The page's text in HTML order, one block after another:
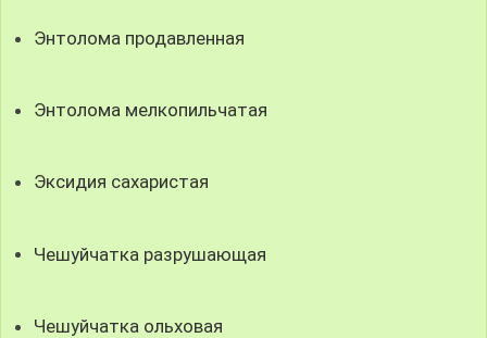
Энтолома продавленная
Энтолома мелкопильчатая
Эксидия сахаристая
Чешуйчатка разрушающая
Чешуйчатка ольховая